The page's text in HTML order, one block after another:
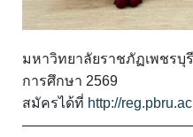
มหาวิทยาลัยราชภัฏเพชรบุ
การศึกษา 2569
สมัครได้ที่ http://